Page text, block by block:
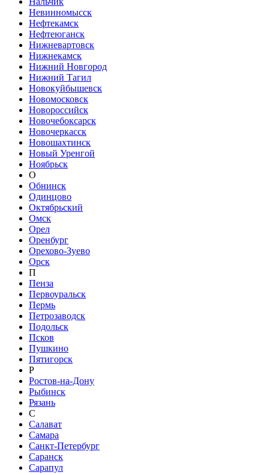
Невинномысск
Нефтекамск
Нефтеюганск
Нижневартовск
Нижнекамск
Нижний Новгород
Нижний Тагил
Новокуйбышевск
Новомосковск
Новороссийск
Новочебоксарск
Новочеркасск
Новошахтинск
Новый Уренгой
Ноябрьск
О
Обнинск
Одинцово
Октябрьский
Омск
Орел
Оренбург
Орехово-Зуево
Орск
П
Пенза
Первоуральск
Пермь
Петрозаводск
Подольск
Псков
Пушкино
Пятигорск
Р
Ростов-на-Дону
Рыбинск
Рязань
С
Салават
Самара
Санкт-Петербург
Саранск
Сарапул